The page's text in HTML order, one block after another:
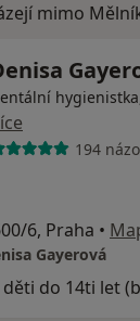
mimo
194
6, Praha •
Gayerová